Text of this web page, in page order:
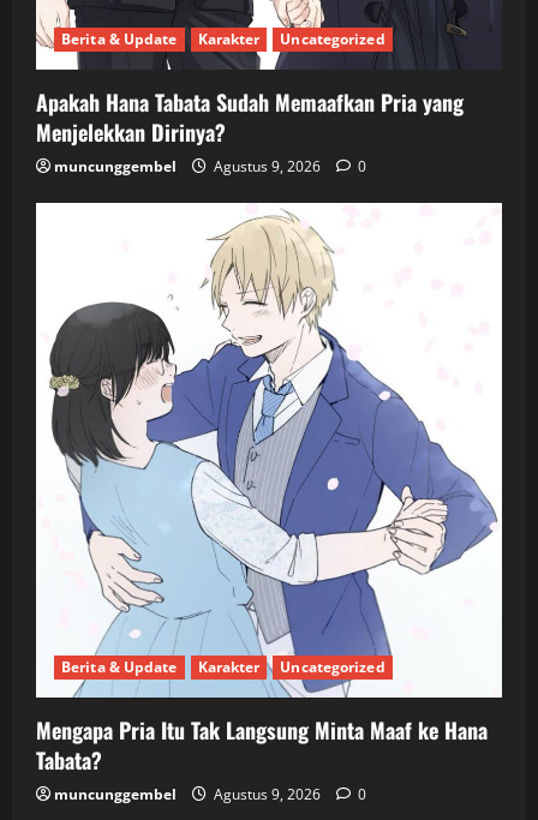
Berita & Update Karakter Uncategorized
Apakah Hana Tabata Sudah Memaafkan Pria yang
Menjelekkan Dirinya?
muncunggembel Agustus 9, 2026 0
Berita & Update Karakter Uncategorized
Mengapa Pria Itu Tak Langsung Minta Maaf ke Hana
Tabata?
muncunggembel Agustus 9, 2026 0